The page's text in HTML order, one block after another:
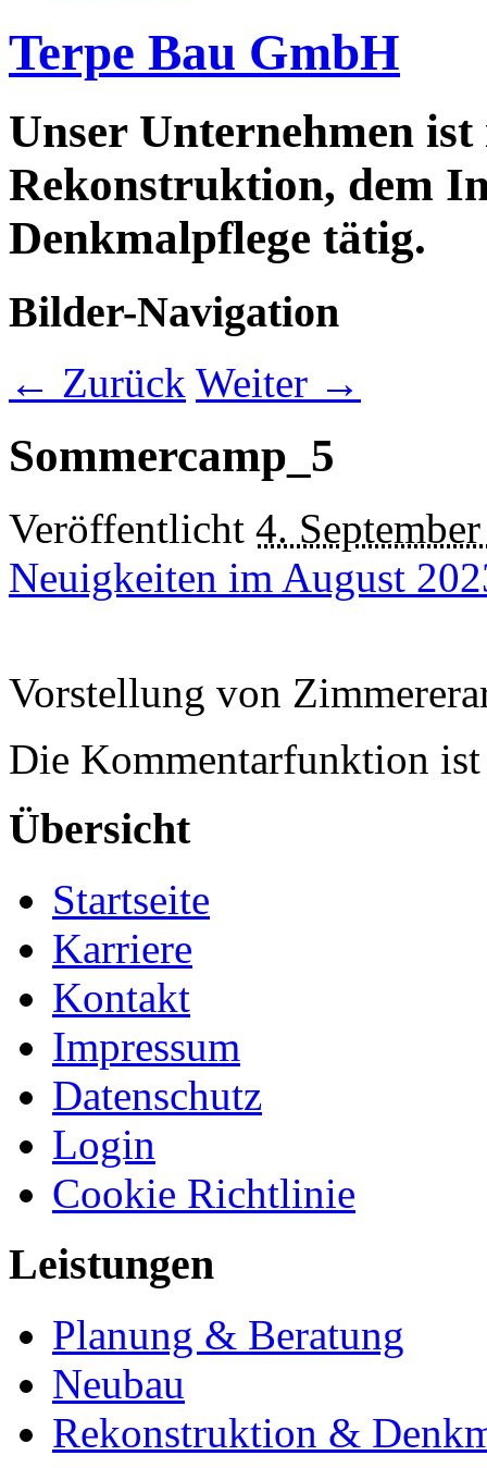
Terpe Bau GmbH
Unser Unternehmen
Rekonstruktion, dem
Denkmalpflege tätig.
Bilder-Navigation
← Zurück Weiter →
Sommercamp_5
Veröffentlicht 4.
Neuigkeiten im August
Vorstellung von
Die Kommentarfunktion ist
Übersicht
Startseite
Karriere
Kontakt
Impressum
Datenschutz
Login
Cookie Richtlinie
Leistungen
Planung & Beratung
Neubau
Rekonstruktion &